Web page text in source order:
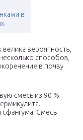
в
вероятность,
способов,
в почву
смесь из 90 %
Смесь